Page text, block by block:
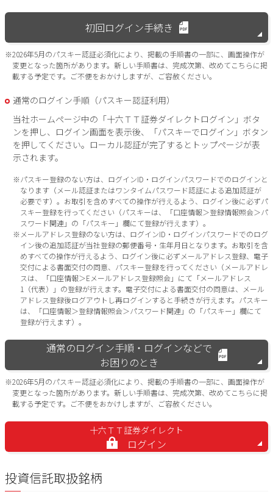
初回ログイン手続き
※2026年5月のパスキー認証必須化により、掲載の手順書の一部に、画面操作が
変更となった箇所があります。新しい手順書は、完成次第、改めてこちらに掲
載する予定です。ご不便をおかけしますが、ご容赦ください。
通常のログイン手順（パスキー認証利用）
当社ホームページ中の「十六ＴＴ証券ダイレクトログイン」ボタ
ンを押し、ログイン画面を表示後、「パスキーでログイン」ボタン
を押してください。ローカル認証が完了するとトップページが表
示されます。
※パスキー登録のない方は、ログインID・ログインパスワードでのログインと
なります（メール認証またはワンタイムパスワード認証による追加認証が
必要です）。お取引を含めすべての操作が行えるよう、ログイン後に必ずパ
スキー登録を行ってください（パスキーは、「口座情報＞登録情報照会＞パ
スワード関連」の「パスキー」欄にて登録が行えます）。
※メールアドレス登録のない方は、ログインID・ログインパスワードでのログ
イン後の追加認証が当社登録の郵便番号・生年月日となります。お取引を含
めすべての操作が行えるよう、ログイン後に必ずメールアドレス登録、電子
交付による書面交付の同意、パスキー登録を行ってください（メールアドレ
スは、「口座情報＞Eメールアドレス登録照会」にて「メールアドレス
1（代表）」の登録が行えます。電子交付による書面交付の同意は、メール
アドレス登録後ログアウトし再ログインすると手続きが行えます。パスキー
は、「口座情報＞登録情報照会＞パスワード関連」の「パスキー」欄にて
登録が行えます）。
通常のログイン手順・ログインなどで
お困りのとき
※2026年5月のパスキー認証必須化により、掲載の手順書の一部に、画面操作が
変更となった箇所があります。新しい手順書は、完成次第、改めてこちらに掲
載する予定です。ご不便をおかけしますが、ご容赦ください。
十六ＴＴ証券ダイレクト
ログイン
投資信託取扱銘柄